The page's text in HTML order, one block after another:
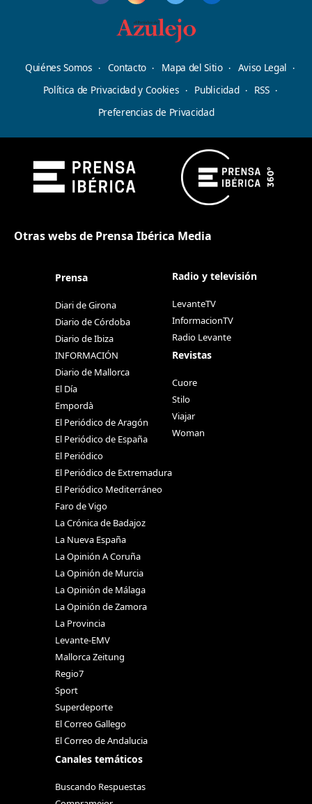
Quiénes Somos Contacto Mapa del Sitio
Aviso Legal
Política de Privacidad y Cookies
Publicidad
RSS
Preferencias de Privacidad
Otras webs de Prensa Ibérica Media
Prensa
Diari de Girona
Diario de Córdoba
Diario de Ibiza
INFORMACIÓN
Diario de Mallorca
El Día
Empordà
El Periódico de Aragón
El Periódico de España
El Periódico
El Periódico de Extremadura
El Periódico Mediterráneo
Faro de Vigo
La Crónica de Badajoz
La Nueva España
La Opinión A Coruña
La Opinión de Murcia
La Opinión de Málaga
La Opinión de Zamora
La Provincia
Levante-EMV
Mallorca Zeitung
Regio7
Sport
Superdeporte
El Correo Gallego
El Correo de Andalucia
Canales temáticos
Buscando Respuestas
Radio y televisión
LevanteTV
InformacionTV
Radio Levante
Revistas
Cuore
Stilo
Viajar
Woman